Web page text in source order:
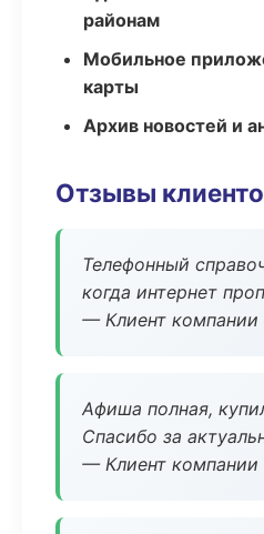
районам
Мобильное
карты
Архив новостей и
Отзывы
Телефонный
когда интернет
— Клиент компании
Афиша полная,
Спасибо за
— Клиент компании